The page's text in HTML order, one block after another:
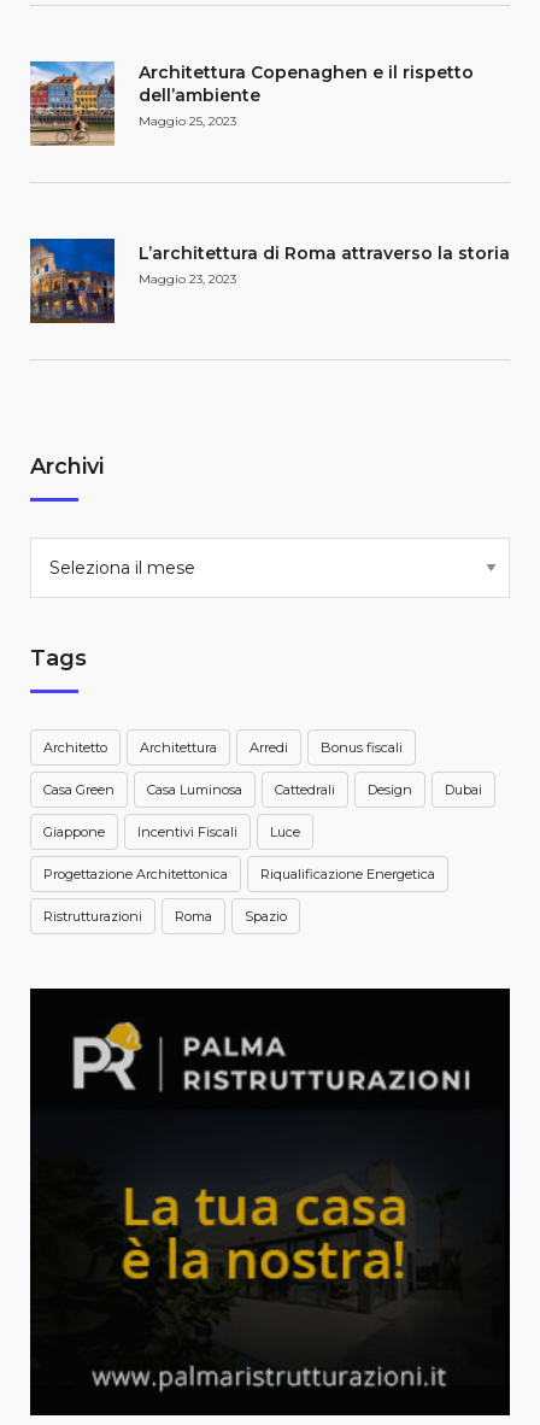
Architettura Copenaghen e il rispetto
dell’ambiente
Maggio 25, 2023
L’architettura di Roma attraverso la storia
Maggio 23, 2023
Archivi
Tags
Architetto Architettura Arredi Bonus fiscali
Casa Green Casa Luminosa Cattedrali Design Dubai
Giappone Incentivi Fiscali Luce
Progettazione Architettonica Riqualificazione Energetica
Ristrutturazioni Roma Spazio